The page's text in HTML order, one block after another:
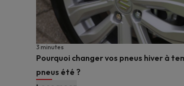
Pourquoi changer vos pneus hiver à
pneus été ?
3 minutes